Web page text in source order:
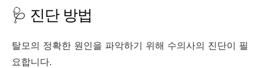
🩺 진단 방법
탈모의 정확한 원인을 파악하기 위해 수의사의 진단이 필
요합니다.